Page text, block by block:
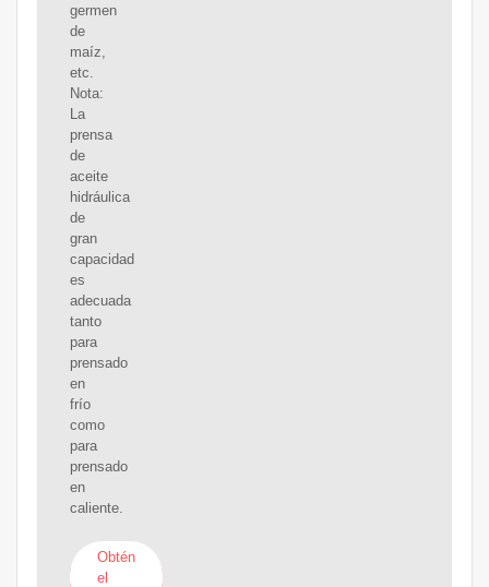
germen
de
maíz,
etc.
Nota:
La
prensa
de
aceite
hidráulica
de
gran
capacidad
es
adecuada
tanto
para
prensado
en
frío
como
para
prensado
en
caliente.
Obtén
el